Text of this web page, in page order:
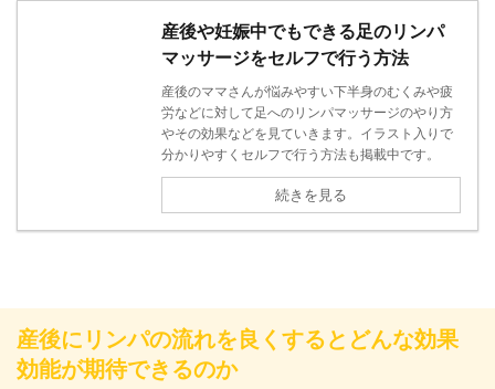
産後や妊娠中でもできる足のリンパ
マッサージをセルフで行う方法
産後のママさんが悩みやすい下半身のむくみや疲
労などに対して足へのリンパマッサージのやり方
やその効果などを見ていきます。イラスト入りで
分かりやすくセルフで行う方法も掲載中です。
続きを見る
産後にリンパの流れを良くするとどんな効果
効能が期待できるのか